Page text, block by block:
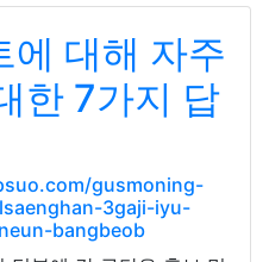
에 대해 자주
한 7가지 답
gusmoning-
3gaji-iyu-
bangbeob